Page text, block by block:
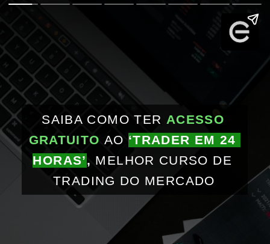
SAIBA COMO TER ACESSO
GRATUITO AO ‘TRADER EM 24
HORAS’, MELHOR CURSO DE
TRADING DO MERCADO